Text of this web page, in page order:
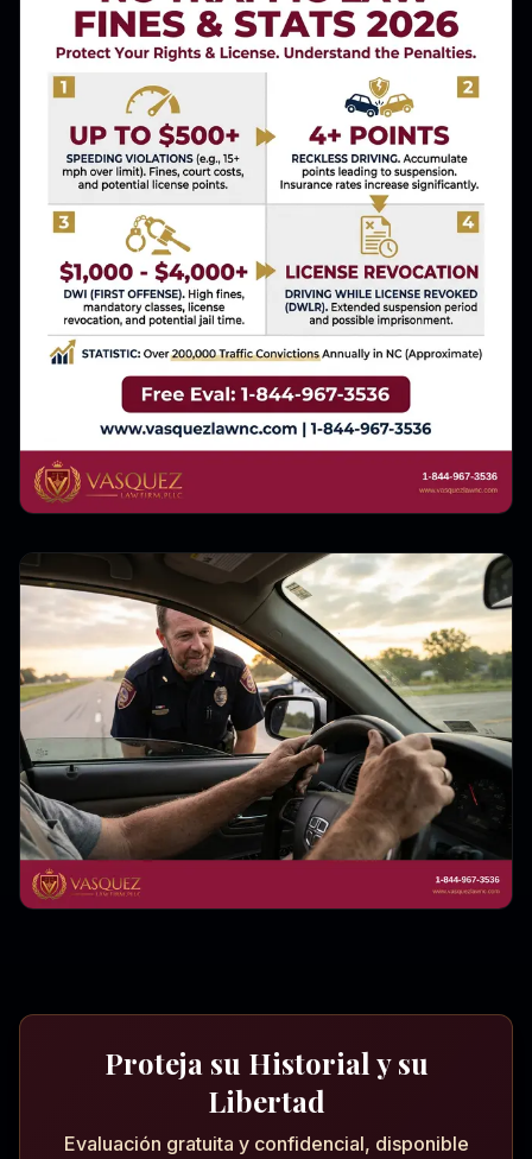
Proteja su Historial y su
Libertad
Evaluación gratuita y confidencial, disponible